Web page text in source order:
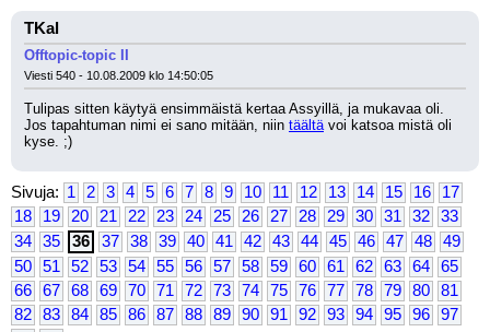
TKal
Offtopic-topic II
Viesti 540 - 10.08.2009 klo 14:50:05
Tulipas sitten käytyä ensimmäistä kertaa Assyillä, ja mukavaa oli.
Jos tapahtuman nimi ei sano mitään, niin täältä voi katsoa mistä oli
kyse. ;)
Sivuja: 1 2 3 4 5 6 7 8 9 10 11 12 13 14 15 16
17
18
19 20 21 22 23 24 25 26 27 28 29 30 31 32
33
34
35 36 37 38 39 40 41 42 43 44 45 46 47 48
49
50
51 52 53 54 55 56 57 58 59 60 61 62 63 64
65
66
67 68 69 70 71 72 73 74 75 76 77 78 79 80
81
82
83 84 85 86 87 88 89 90 91 92 93 94 95 96
97